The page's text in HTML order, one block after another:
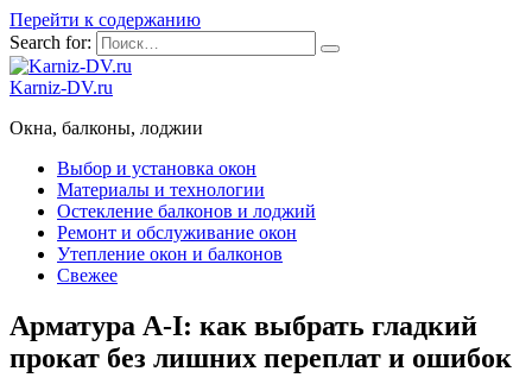
Перейти к содержанию
Search for:
Karniz-DV.ru
Окна, балконы, лоджии
Выбор и установка окон
Материалы и технологии
Остекление балконов и лоджий
Ремонт и обслуживание окон
Утепление окон и балконов
Свежее
Арматура А-I: как выбрать гладкий
прокат без лишних переплат и ошибок